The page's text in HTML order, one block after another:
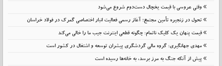
وقتی عروسی با قیمت یخچال دست‌دوم شروع می‌شود
تحول در زنجیره تأمین مجتمع؛ آغاز رسمی فعالیت انبار اختصاصی گمرک در فولاد خراسان
قیمت پنهان یک کلیک ناتمام: چگونه قطعی اینترنت جیب ما را خالی می‌کند
مهدی جهانگیری: گروه مالی گردشگری پیشران توسعه و اشتغال در کشور است
پیش از آنکه جنگ به مرز برسد، به خانه‌ها رسیده است